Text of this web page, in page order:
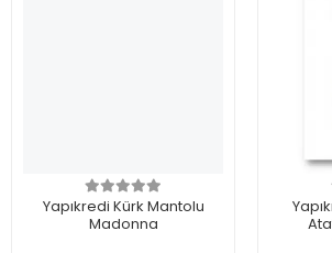
Yapıkredi Kürk Mantolu
Madonna